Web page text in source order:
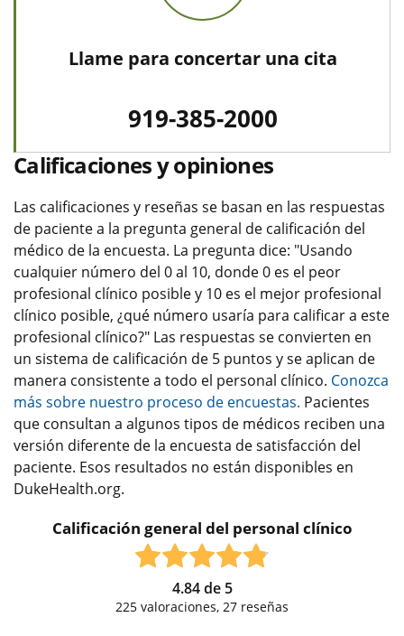
Llame para concertar una cita
919-385-2000
Calificaciones y opiniones
Las calificaciones y reseñas se basan en las respuestas
de paciente a la pregunta general de calificación del
médico de la encuesta. La pregunta dice: "Usando
cualquier número del 0 al 10, donde 0 es el peor
profesional clínico posible y 10 es el mejor profesional
clínico posible, ¿qué número usaría para calificar a este
profesional clínico?" Las respuestas se convierten en
un sistema de calificación de 5 puntos y se aplican de
manera consistente a todo el personal clínico. Conozca
más sobre nuestro proceso de encuestas. Pacientes
que consultan a algunos tipos de médicos reciben una
versión diferente de la encuesta de satisfacción del
paciente. Esos resultados no están disponibles en
DukeHealth.org.
Calificación general del personal clínico
4.84de 5
225 valoraciones, 27 reseñas